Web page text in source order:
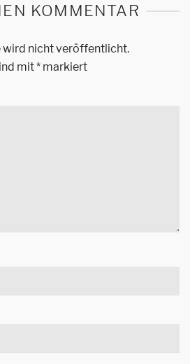
KOMMENTAR
wird nicht veröffentlicht.
mit* markiert